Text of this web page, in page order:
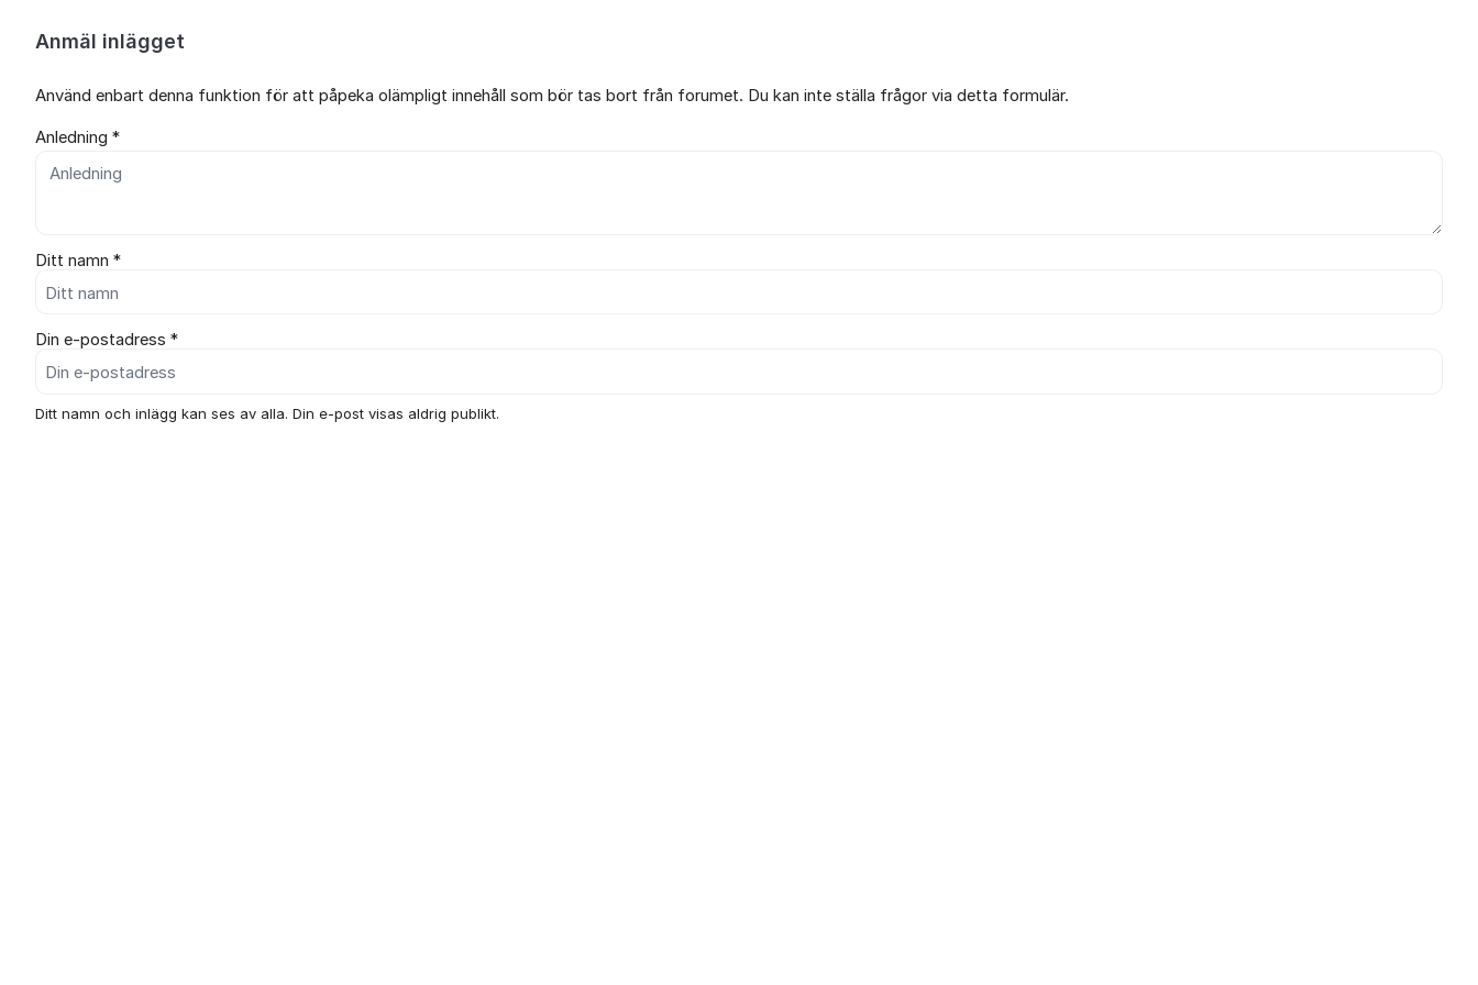
Anmäl inlägget
Använd enbart denna funktion för att påpeka olämpligt innehåll som bör tas bort från forumet. Du kan inte ställa frågor via detta formulär.
Anledning *
Ditt namn *
Din e-postadress *
Ditt namn och inlägg kan ses av alla. Din e-post visas aldrig publikt.